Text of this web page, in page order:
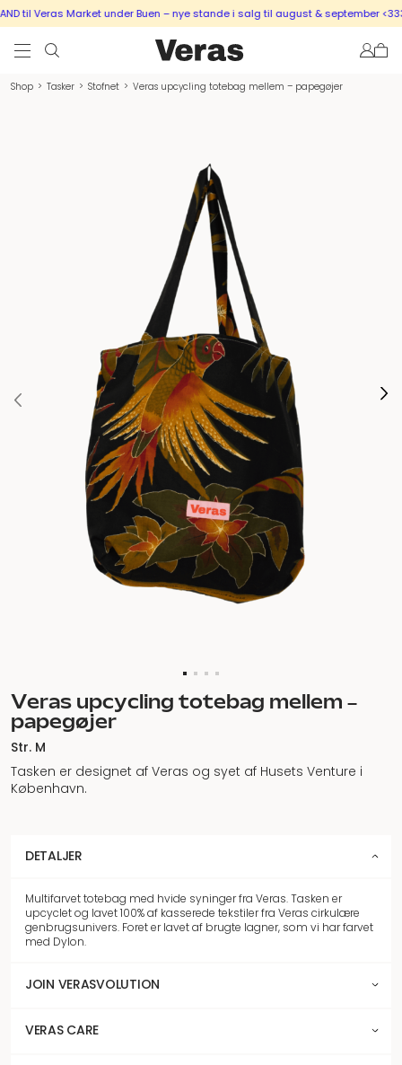
til Veras Market under Buen – nye stande i salg til august & september <333
Shop > Tasker > Stofnet > Veras upcycling totebag mellem – papegøjer
Veras upcycling totebag mellem –
papegøjer
Str. M
Tasken er designet af Veras og syet af Husets Venture i
København.
DETALJER
Multifarvet totebag med hvide syninger fra Veras. Tasken er
upcyclet og lavet 100% af kasserede tekstiler fra Veras cirkulære
genbrugsunivers. Foret er lavet af brugte lagner, som vi har farvet
med Dylon.
JOIN VERASVOLUTION
VERAS CARE